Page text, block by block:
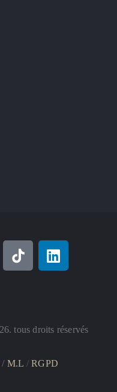
tous droits réservés
/ M.L /RGPD